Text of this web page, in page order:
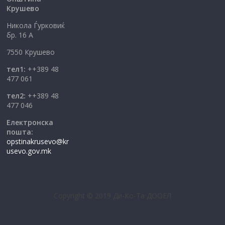
Крушево
Никола Ѓурковиќ
бр. 16 А
7550 Крушево
тел1: ++389 48
477 061
тел2: ++389 48
477 046
Електронска
пошта:
opstinakrusevo@kr
usevo.gov.mk